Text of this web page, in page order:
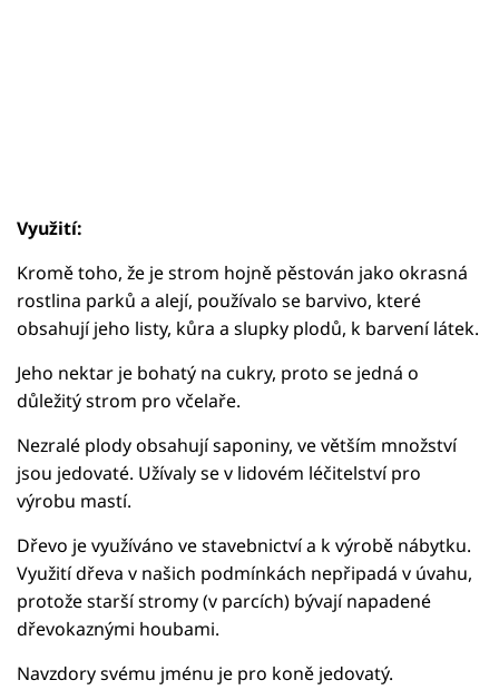
Využití:
Kromě toho, že je strom hojně pěstován jako okrasná
rostlina parků a alejí, používalo se barvivo, které
obsahují jeho listy, kůra a slupky plodů, k barvení látek.
Jeho nektar je bohatý na cukry, proto se jedná o
důležitý strom pro včelaře.
Nezralé plody obsahují saponiny, ve větším množství
jsou jedovaté. Užívaly se v lidovém léčitelství pro
výrobu mastí.
Dřevo je využíváno ve stavebnictví a k výrobě nábytku.
Využití dřeva v našich podmínkách nepřipadá v úvahu,
protože starší stromy (v parcích) bývají napadené
dřevokaznými houbami.
Navzdory svému jménu je pro koně jedovatý.